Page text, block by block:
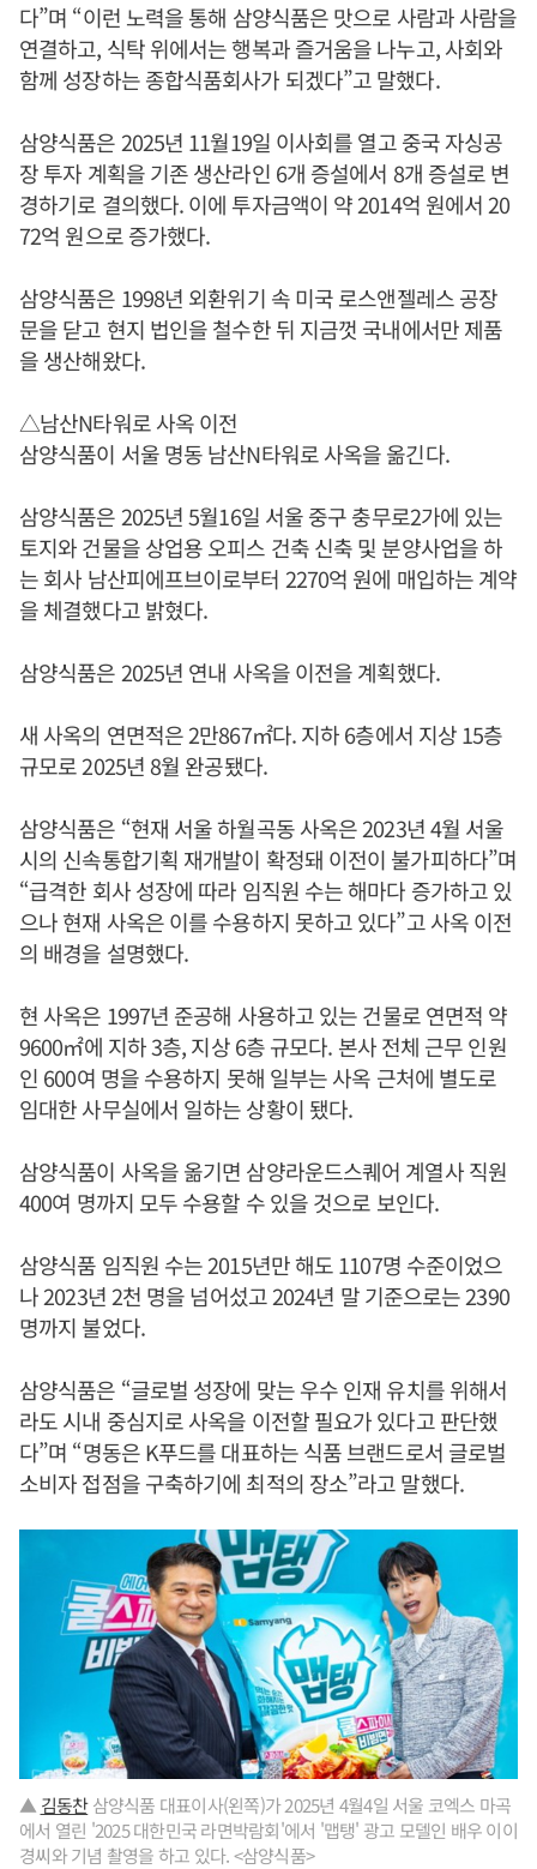
다”며 “이런 노력을 통해 삼양식품은 맛으로 사람과 사람을
연결하고, 식탁 위에서는 행복과 즐거움을 나누고, 사회와
함께 성장하는 종합식품회사가 되겠다”고 말했다.
삼양식품은 2025년 11월19일 이사회를 열고 중국 자싱공
장 투자 계획을 기존 생산라인 6개 증설에서 8개 증설로 변
경하기로 결의했다. 이에 투자금액이 약 2014억 원에서 20
72억 원으로 증가했다.
삼양식품은 1998년 외환위기 속 미국 로스앤젤레스 공장
문을 닫고 현지 법인을 철수한 뒤 지금껏 국내에서만 제품
을 생산해왔다.
△남산N타워로 사옥 이전
삼양식품이 서울 명동 남산N타워로 사옥을 옮긴다.
삼양식품은 2025년 5월16일 서울 중구 충무로2가에 있는
토지와 건물을 상업용 오피스 건축 신축 및 분양사업을 하
는 회사 남산피에프브이로부터 2270억 원에 매입하는 계약
을 체결했다고 밝혔다.
삼양식품은 2025년 연내 사옥을 이전을 계획했다.
새 사옥의 연면적은 2만867㎡다. 지하 6층에서 지상 15층
규모로 2025년 8월 완공됐다.
삼양식품은 “현재 서울 하월곡동 사옥은 2023년 4월 서울
시의 신속통합기획 재개발이 확정돼 이전이 불가피하다”며
“급격한 회사 성장에 따라 임직원 수는 해마다 증가하고 있
으나 현재 사옥은 이를 수용하지 못하고 있다”고 사옥 이전
의 배경을 설명했다.
현 사옥은 1997년 준공해 사용하고 있는 건물로 연면적 약
9600㎡에 지하 3층, 지상 6층 규모다. 본사 전체 근무 인원
인 600여 명을 수용하지 못해 일부는 사옥 근처에 별도로
임대한 사무실에서 일하는 상황이 됐다.
삼양식품이 사옥을 옮기면 삼양라운드스퀘어 계열사 직원
400여 명까지 모두 수용할 수 있을 것으로 보인다.
삼양식품 임직원 수는 2015년만 해도 1107명 수준이었으
나 2023년 2천 명을 넘어섰고 2024년 말 기준으로는 2390
명까지 불었다.
삼양식품은 “글로벌 성장에 맞는 우수 인재 유치를 위해서
라도 시내 중심지로 사옥을 이전할 필요가 있다고 판단했
다”며 “명동은 K푸드를 대표하는 식품 브랜드로서 글로벌
소비자 접점을 구축하기에 최적의 장소”라고 말했다.
▲ 김동찬삼양식품 대표이사(왼쪽)가 2025년 4월4일 서울 코엑스 마곡
에서 열린 '2025 대한민국 라면박람회'에서 '맵탱' 광고 모델인 배우 이이
경씨와 기념 촬영을 하고 있다. <삼양식품>